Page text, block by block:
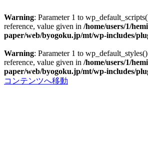
Warning: Parameter 1 to
reference, value given in /home/users/1/
paper/web/byogoku.jp/mt/wp-includes/
Warning: Parameter 1 to
reference, value given in /home/users/1/
paper/web/byogoku.jp/mt/wp-includes/
コンテンツへ移動